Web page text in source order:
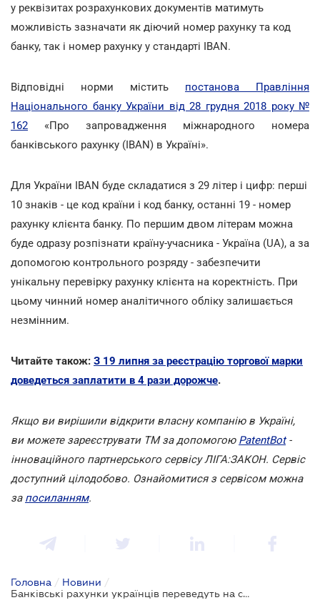
у реквізитах розрахункових документів матимуть
можливість зазначати як діючий номер рахунку та код
банку, так і номер рахунку у стандарті IBAN.
Відповідні норми містить постанова Правління
Національного банку України від 28 грудня 2018 року №
162 «Про запровадження міжнародного номера
банківського рахунку (IBAN) в Україні».
Для України IBAN буде складатися з 29 літер і цифр: перші
10 знаків - це код країни і код банку, останні 19 - номер
рахунку клієнта банку. По першим двом літерам можна
буде одразу розпізнати країну-учасника - Україна (UA), а за
допомогою контрольного розряду - забезпечити
унікальну перевірку рахунку клієнта на коректність. При
цьому чинний номер аналітичного обліку залишається
незмінним.
Читайте також: З 19 липня за реєстрацію торгової марки
доведеться заплатити в 4 рази дорожче.
Якщо ви вирішили відкрити власну компанію в Україні,
ви можете зареєструвати ТМ за допомогою PatentBot-
інноваційного партнерського сервісу ЛІГА:ЗАКОН. Сервіс
доступний цілодобово. Ознайомитися з сервісом можна
за посиланням.
Головна / Новини /
Банківські рахунки українців переведуть на стандарт IBAN